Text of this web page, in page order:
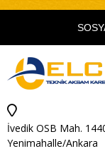
İvedik OSB Mah.
Yenimahalle/Ankara